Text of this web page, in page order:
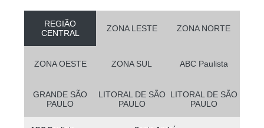
REGIÃO
CENTRAL
ZONA LESTE ZONA NORTE
ZONA OESTE ZONA SUL ABC Paulista
GRANDE SÃO
PAULO
LITORAL DE SÃO
PAULO
LITORAL DE SÃO
PAULO